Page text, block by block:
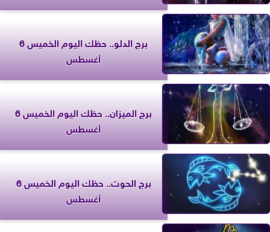
برج الدلو.. حظك اليوم الخميس 6
أغسطس
برج الميزان.. حظك اليوم الخميس 6
أغسطس
برج الحوت.. حظك اليوم الخميس 6
أغسطس